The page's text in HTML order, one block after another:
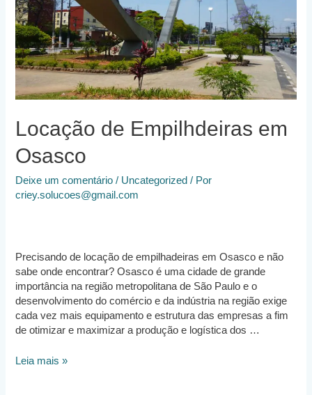
Locação de Empilhdeiras em
Osasco
Deixe um comentário / Uncategorized / Por
criey.solucoes@gmail.com
Precisando de locação de empilhadeiras em Osasco e não
sabe onde encontrar? Osasco é uma cidade de grande
importância na região metropolitana de São Paulo e o
desenvolvimento do comércio e da indústria na região exige
cada vez mais equipamento e estrutura das empresas a fim
de otimizar e maximizar a produção e logística dos …
Locação
Leia mais »